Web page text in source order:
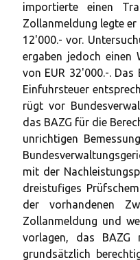
importierte einen
Zollanmeldung legte er
12'000.- vor.
ergaben jedoch einen
von EUR 32'000.-.
Einfuhrsteuer
rügt vor
das BAZG für die
unrichtigen
mit der
dreistufiges
der vorhandenen
Zollanmeldung und
vorlagen, das
grundsätzlich